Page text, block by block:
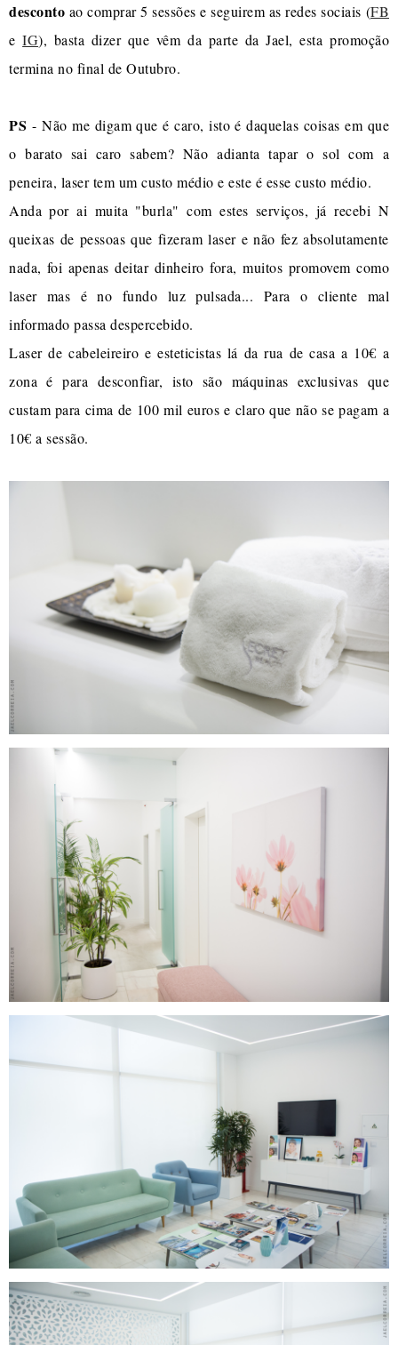
desconto ao comprar 5 sessões e seguirem as redes sociais (FB
eIG), basta dizer que vêm da parte da Jael, esta promoção
termina no final de Outubro.
PS- Não me digam que é caro, isto é daquelas coisas em que
o barato sai caro sabem? Não adianta tapar o sol com a
peneira, laser tem um custo médio e este é esse custo médio.
Anda por ai muita "burla" com estes serviços, já recebi N
queixas de pessoas que fizeram laser e não fez absolutamente
nada, foi apenas deitar dinheiro fora, muitos promovem como
laser mas é no fundo luz pulsada... Para o cliente mal
informado passa despercebido.
Laser de cabeleireiro e esteticistas lá da rua de casa a 10€ a
zona é para desconfiar, isto são máquinas exclusivas que
custam para cima de 100 mil euros e claro que não se pagam a
10€ a sessão.